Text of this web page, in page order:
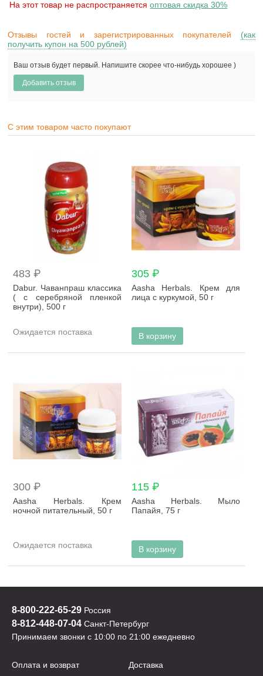
На этот товар не распространяетсяоптовая скидка 30%
Отзывы гостей и зарегистрированных покупателей (как
получить купон на 500 рублей)
Ваш отзыв будет первый. Напишите скорее что-нибудь хорошее )
С этим товаром часто покупают
483 ₽
Dabur. Чаванпраш классика
( с серебряной пленкой
внутри), 500 г
Ожидается поставка
305 ₽
Aasha Herbals. Крем для
лица с куркумой, 50 г
В корзину
300 ₽
Aasha Herbals. Крем
ночной питательный, 50 г
Ожидается поставка
115 ₽
Aasha Herbals. Мыло
Папайя, 75 г
В корзину
8-800-222-65-29 Россия
8-812-448-07-04 Санкт-Петербург
Принимаем звонки с 10:00 по 21:00 ежедневно
Оплата и возврат Доставка